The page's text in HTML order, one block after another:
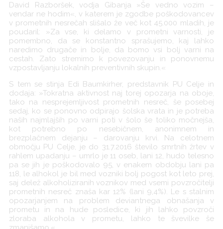
David Razboršek, vodja Gibanja »Še vedno vozim –
vendar ne hodim«, v katerem je zgodbe poškodovancev
v prometnih nesrečah slišalo že več kot 45.000 mladih, je
poudaril: »Za vse, ki delamo v prometni varnosti, je
pomembno, da se konstantno sprašujemo, kaj lahko
naredimo drugače in bolje, da bomo vsi bolj varni na
cestah. Zato stremimo k povezovanju in ponovnemu
vzpostavljanju lokalnih preventivnih skupin.«
S tem se stinja Edi Baumkirher, predstavnik PU Celje in
dodaja: »Tokratna aktivnost naj torej opozarja na oboje,
tako na nesprejemljivost prometnih nesreč, še posebej
sedaj, ko se ponovno odpirajo šolska vrata in je potreba
naših najmlajših po varni poti v šolo še toliko močnejša,
kot potrebno po nesebičnem, anonimnem in
brezplačnem dejanju – darovanju krvi. Na celotnem
območju PU Celje, je do 31.7.2016 število smrtnih žrtev v
rahlem upadanju – umrlo je 11 oseb, lani 12, hudo telesno
pa se jih je poškodovalo 95, v enakem obdobju lani pa
118, le alhokol je bil med vozniki bolj pogost kot leto prej,
saj delež alkoholiziranih voznikov med vsemi povzročitelji
prometnih nesreč znaša kar 12% (lani 9,4%). Le s stalnim
opozarjanjem na problem deviantnega obnašanja v
prometu in na hude posledice, ki jih lahko povzroči
zloraba alkohola v prometu, lahko te švevilke še